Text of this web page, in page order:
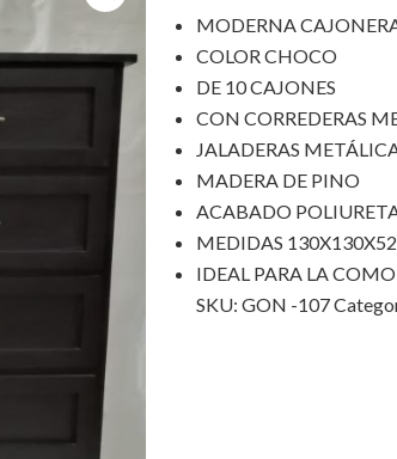
MODERNA
COLOR CHOCO
DE 10 CAJONES
CON CORREDERAS
JALADERAS
MADERA DE PINO
ACABADO
MEDIDAS 130X130X52
IDEAL PARA LA
SKU:GON -107